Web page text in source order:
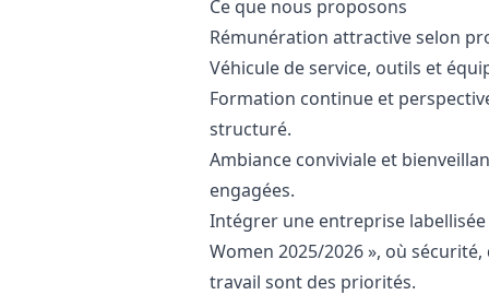
Ce que nous proposons
Rémunération attractive selon
Véhicule de service, outils et
Formation continue et
structuré.
Ambiance conviviale et
engagées.
Intégrer une entreprise labellisée
Women 2025/2026 », où
travail sont des priorités.